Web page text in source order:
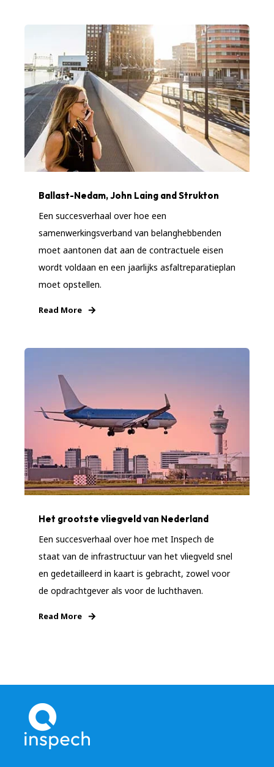
Ballast-Nedam, John Laing and Strukton
Een succesverhaal over hoe een
samenwerkingsverband van belanghebbenden
moet aantonen dat aan de contractuele eisen
wordt voldaan en een jaarlijks asfaltreparatieplan
moet opstellen.
Read More
Het grootste vliegveld van Nederland
Een succesverhaal over hoe met Inspech de
staat van de infrastructuur van het vliegveld snel
en gedetailleerd in kaart is gebracht, zowel voor
de opdrachtgever als voor de luchthaven.
Read More